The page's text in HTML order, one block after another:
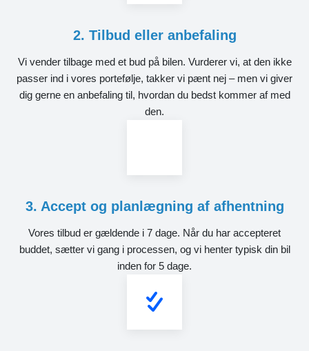
2. Tilbud eller anbefaling
Vi vender tilbage med et bud på bilen. Vurderer vi, at den ikke
passer ind i vores portefølje, takker vi pænt nej – men vi giver
dig gerne en anbefaling til, hvordan du bedst kommer af med
den.
3. Accept og planlægning af afhentning
Vores tilbud er gældende i 7 dage. Når du har accepteret
buddet, sætter vi gang i processen, og vi henter typisk din bil
inden for 5 dage.